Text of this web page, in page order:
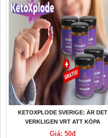
KETOXPLODE SVERIGE: ÄR DET
VERKLIGEN VRT ATT KÖPA
KETOXPLODE GUMMIES?
Giá: 50đ